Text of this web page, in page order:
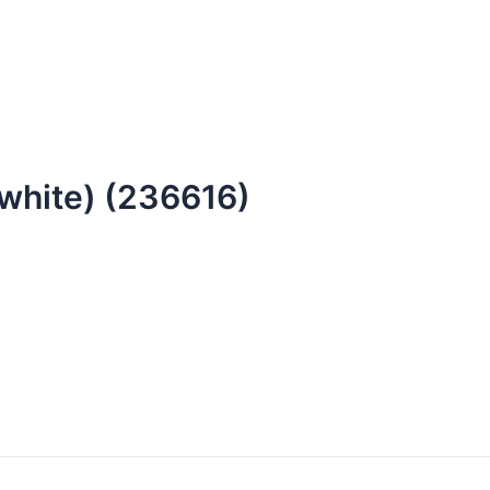
(236616)